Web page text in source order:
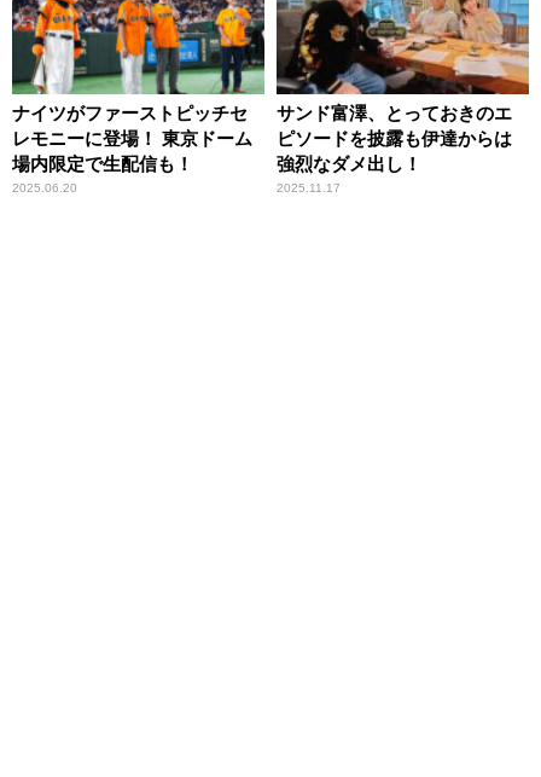
ナイツがファーストピッチセ
レモニーに登場！ 東京ドーム
場内限定で生配信も！
2025.06.20
サンド富澤、とっておきのエ
ピソードを披露も伊達からは
強烈なダメ出し！
2025.11.17